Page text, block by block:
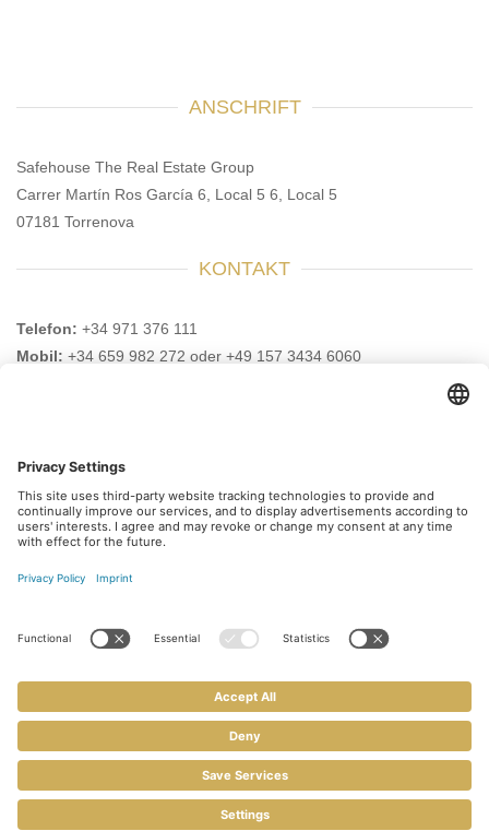
ANSCHRIFT
Safehouse The Real Estate Group
Carrer Martín Ros García 6, Local 5 6, Local 5
07181 Torrenova
KONTAKT
Telefon: +34 971 376 111
Mobil: +34 659 982 272 oder +49 157 3434 6060
BESUCHEN SIE UNS AUCH HIER
Kontakt
Impressum
Datenschutz
Abonnieren Sie unseren
als erster über neue Updates informiert.